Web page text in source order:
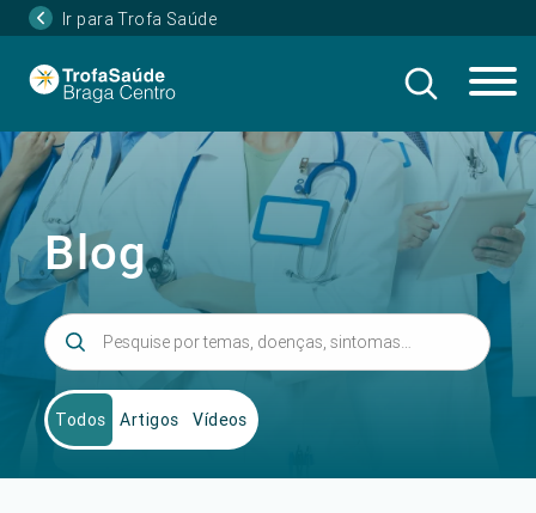
Ir para Trofa Saúde
Blog
Todos Artigos Vídeos